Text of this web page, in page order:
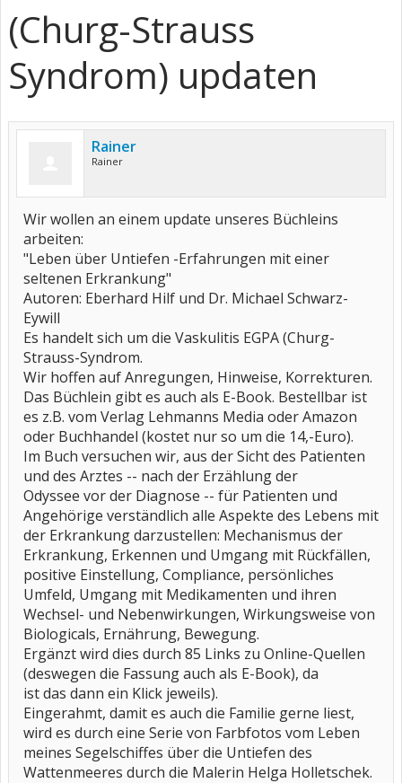
(Churg-Strauss
Syndrom) updaten
Rainer
Rainer
Wir wollen an einem update unseres Büchleins
arbeiten:
"Leben über Untiefen -Erfahrungen mit einer
seltenen Erkrankung"
Autoren: Eberhard Hilf und Dr. Michael Schwarz-
Eywill
Es handelt sich um die Vaskulitis EGPA (Churg-
Strauss-Syndrom.
Wir hoffen auf Anregungen, Hinweise, Korrekturen.
Das Büchlein gibt es auch als E-Book. Bestellbar ist
es z.B. vom Verlag Lehmanns Media oder Amazon
oder Buchhandel (kostet nur so um die 14,-Euro).
Im Buch versuchen wir, aus der Sicht des Patienten
und des Arztes -- nach der Erzählung der
Odyssee vor der Diagnose -- für Patienten und
Angehörige verständlich alle Aspekte des Lebens mit
der Erkrankung darzustellen: Mechanismus der
Erkrankung, Erkennen und Umgang mit Rückfällen,
positive Einstellung, Compliance, persönliches
Umfeld, Umgang mit Medikamenten und ihren
Wechsel- und Nebenwirkungen, Wirkungsweise von
Biologicals, Ernährung, Bewegung.
Ergänzt wird dies durch 85 Links zu Online-Quellen
(deswegen die Fassung auch als E-Book), da
ist das dann ein Klick jeweils).
Eingerahmt, damit es auch die Familie gerne liest,
wird es durch eine Serie von Farbfotos vom Leben
meines Segelschiffes über die Untiefen des
Wattenmeeres durch die Malerin Helga Holletschek.